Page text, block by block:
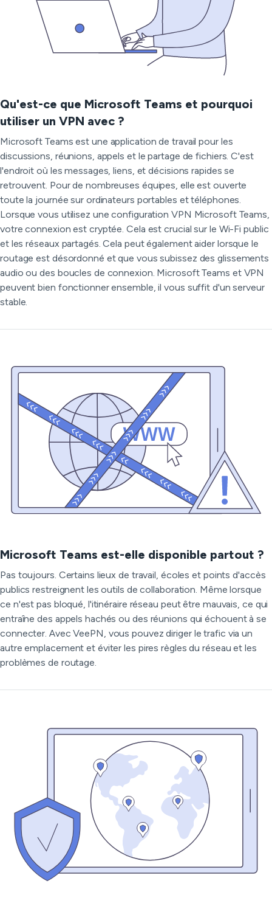
Qu'est-ce que Microsoft Teams et pourquoi
utiliser un VPN avec ?
Microsoft Teams est une application de travail pour les
discussions, réunions, appels et le partage de fichiers. C'est
l'endroit où les messages, liens, et décisions rapides se
retrouvent. Pour de nombreuses équipes, elle est ouverte
toute la journée sur ordinateurs portables et téléphones.
Lorsque vous utilisez une configuration VPN Microsoft Teams,
votre connexion est cryptée. Cela est crucial sur le Wi-Fi public
et les réseaux partagés. Cela peut également aider lorsque le
routage est désordonné et que vous subissez des glissements
audio ou des boucles de connexion. Microsoft Teams et VPN
peuvent bien fonctionner ensemble, il vous suffit d'un serveur
stable.
Microsoft Teams est-elle disponible partout ?
Pas toujours. Certains lieux de travail, écoles et points d'accès
publics restreignent les outils de collaboration. Même lorsque
ce n'est pas bloqué, l'itinéraire réseau peut être mauvais, ce qui
entraîne des appels hachés ou des réunions qui échouent à se
connecter. Avec VeePN, vous pouvez diriger le trafic via un
autre emplacement et éviter les pires règles du réseau et les
problèmes de routage.